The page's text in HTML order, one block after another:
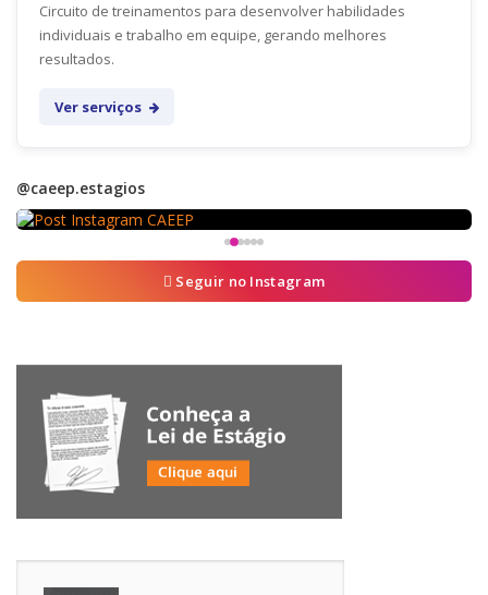
Circuito de treinamentos para desenvolver habilidades
individuais e trabalho em equipe, gerando melhores
resultados.
Ver serviços
@caeep.estagios
Seguir no Instagram